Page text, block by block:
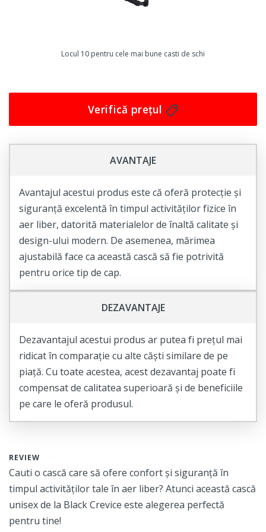
Negru vă oferă controlul total și libertatea de a
În concluzie, dacă doriți să vă bucurați de sporturile de
iarnă în siguranță și confort, Casca de ski Sinner Titan
beneficiile acestei căști de schi de calitate superioară.
Locul 10 pentru cele mai bune casti de schi
Verifică prețul
AVANTAJE
Avantajul acestui produs este că oferă protecție și
siguranță excelentă în timpul activităților fizice în
aer liber, datorită materialelor de înaltă calitate și
design-ului modern. De asemenea, mărimea
ajustabilă face ca această cască să fie potrivită
pentru orice tip de cap.
DEZAVANTAJE
Dezavantajul acestui produs ar putea fi prețul mai
ridicat în comparație cu alte căști similare de pe
piață. Cu toate acestea, acest dezavantaj poate fi
compensat de calitatea superioară și de beneficiile
pe care le oferă produsul.
REVIEW
Cauti o cască care să ofere confort și siguranță în
timpul activităților tale în aer liber? Atunci această cască
unisex de la Black Crevice este alegerea perfectă
pentru tine!